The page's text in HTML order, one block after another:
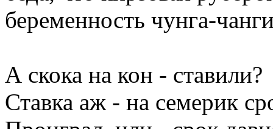
беременность чунга-
А скока на кон - ставили?
Ставка аж - на семерик